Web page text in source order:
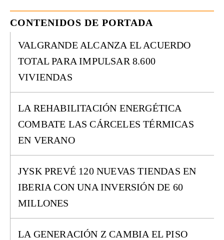
CONTENIDOS DE PORTADA
VALGRANDE ALCANZA EL ACUERDO
TOTAL PARA IMPULSAR 8.600
VIVIENDAS
LA REHABILITACIÓN ENERGÉTICA
COMBATE LAS CÁRCELES TÉRMICAS
EN VERANO
JYSK PREVÉ 120 NUEVAS TIENDAS EN
IBERIA CON UNA INVERSIÓN DE 60
MILLONES
LA GENERACIÓN Z CAMBIA EL PISO